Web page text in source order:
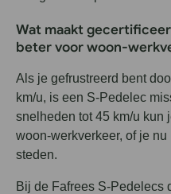
Wat maakt
beter voor woon-
Als je gefrustreerd bent
km/u, is een S-Pedelec
snelheden tot 45 km/u kun
woon-werkverkeer, of je
steden.
Bij de Fafrees S-Pedelecs